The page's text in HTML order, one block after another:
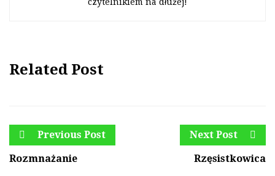
Related Post
Previous Post
Rozmnażanie
Next Post
Rzęsistkowica